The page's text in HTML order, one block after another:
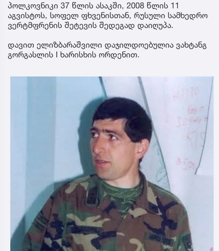
პოლკოვნიკი 37 წლის ასაკში, 2008 წლის 11
აგვისტოს, სოფელ ფხვენისთან, რუსული სამხედრო
ვერტმფრენის შეტევის შედეგად დაიღუპა.
დავით ელიზბარაშვილი დაჯილდოებულია ვახტანგ
გორგასლის I ხარისხის ორდენით.